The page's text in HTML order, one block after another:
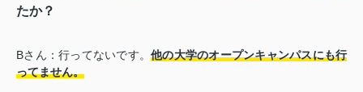
たか？
Bさん：行ってないです。 他の大学のオープンキャンパスにも行
ってません。